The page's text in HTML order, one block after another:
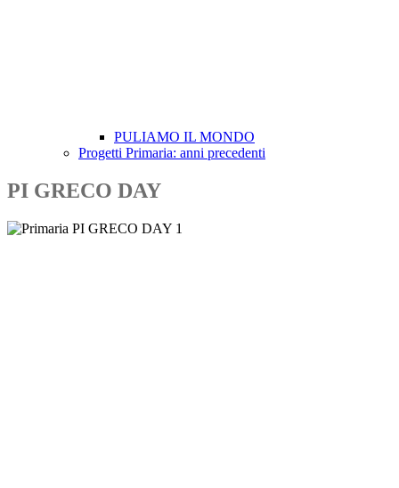
PULIAMO IL MONDO
Progetti Primaria: anni precedenti
PI GRECO DAY